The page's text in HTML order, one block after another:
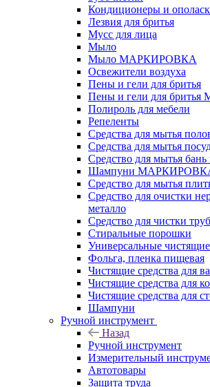
Кондиционеры и
Лезвия для бритья
Мусс для лица
Мыло
Мыло МАРКИРОВКА
Освежители воздуха
Пены и гели для бритья
Пены и гели для
Полироль для мебели
Репеленты
Средства для мытья
Средства для мытья
Средство для мытья бань
Шампуни
Средство для мытья
Средство для очистки
металло
Средство для чистки труб
Стиральные порошки
Универсальные чистящие
Фольга, пленка пищевая
Чистящие средства для
Чистящие средства для
Чистящие средства для
Шампуни
Ручной инструмент
Назад
Ручной инструмент
Измерительный
Автотовары
Защита труда